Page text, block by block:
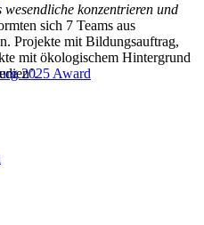
2025 Award
wesendliche konzentrieren und
sich 7 Teams aus
Projekte mit Bildungsauftrag,
mit ökologischem Hintergrund